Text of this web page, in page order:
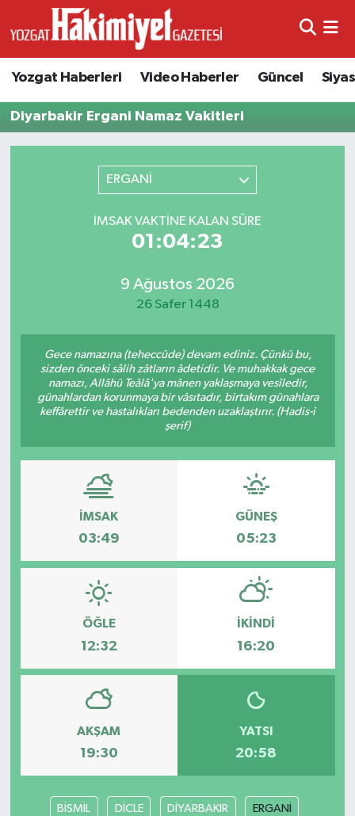
Yozgat Haberleri Video Haberler Güncel
Diyarbakir Ergani Namaz Vakitleri
ERGANİ
İMSAK VAKTINE KALAN SÜRE
01:04:23
9 Ağustos 2026
26 Safer 1448
Gece namazına (teheccüde) devam ediniz. Çünkü bu,
sizden önceki sâlih zâtların âdetidir. Ve muhakkak gece
namazı, Allâhü Teâlâ'ya mânen yaklaşmaya vesîledir,
günahlardan korunmaya bir vâsıtadır, birtakım günahlara
keffârettir ve hastalıkları bedenden uzaklaştırır. (Hadis-i
şerif)
İMSAK
03:49
GÜNEŞ
05:23
ÖĞLE
12:32
İKINDI
16:20
AKŞAM
19:30
YATSI
20:58
BİSMİL DİCLE DİYARBAKIR ERGANİ